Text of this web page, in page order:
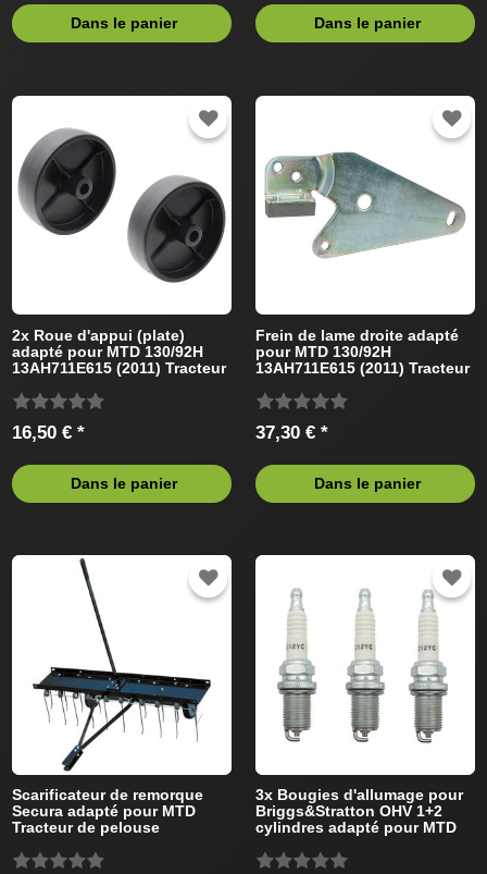
Dans le panier Dans le panier
2x Roue d'appui (plate)
adapté pour MTD 130/92H
13AH711E615 (2011) Tracteur
16,50 € *
Dans le panier
Frein de lame droite adapté
pour MTD 130/92H
13AH711E615 (2011) Tracteur
37,30 € *
Dans le panier
Scarificateur de remorque
Secura adapté pour MTD
Tracteur de pelouse
3x Bougies d'allumage pour
Briggs&Stratton OHV 1+2
cylindres adapté pour MTD